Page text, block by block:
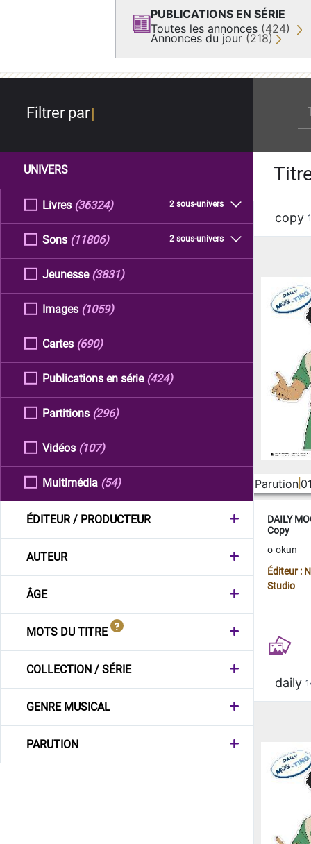
PUBLICATIONS EN SÉRIE
Toutes les annonces (424)
Annonces du jour (218)
Filtrer par
UNIVERS
Livres 2 sous-univers
(36324)
Sons 2 sous-univers
(11806)
Jeunesse (3831)
Images (1059)
Cartes (690)
Publications en série (424)
Partitions (296)
Vidéos (107)
Multimédia (54)
ÉDITEUR / PRODUCTEUR
AUTEUR
ÂGE
MOTS DU TITRE
COLLECTION / SÉRIE
GENRE MUSICAL
PARUTION
copy
Parution
DAILY
Copy
o-okun
Éditeur :
Studio
daily